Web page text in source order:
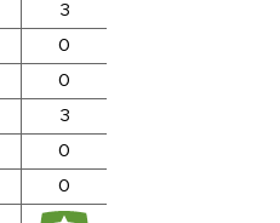
3
0
0
3
0
0